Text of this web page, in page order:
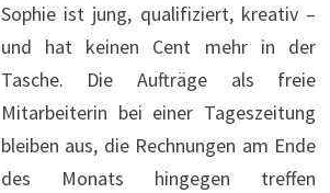
Sophie ist jung, qualifiziert, kreativ –
und hat keinen Cent mehr in der
Tasche. Die Aufträge als freie
Mitarbeiterin bei einer Tageszeitung
bleiben aus, die Rechnungen am Ende
des Monats hingegen treffen